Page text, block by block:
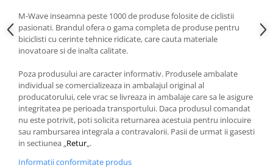
M-Wave inseamna peste 1000 de produse folosite de ciclistii
pasionati. Brandul ofera o gama completa de produse pentru
biciclisti cu cerinte tehnice ridicate, care cauta materiale
inovatoare si de inalta calitate.
Poza produsului are caracter informativ. Produsele ambalate
individual se comercializeaza in ambalajul original al
producatorului, cele vrac se livreaza in ambalaje care sa le asigure
integritatea pe perioada transportului. Daca produsul comandat
nu este potrivit, poti solicita returnarea acestuia pentru inlocuire
sau rambursarea integrala a contravalorii. Pasii de urmat ii gasesti
in sectiunea „Retur„.
Informatii conformitate produs